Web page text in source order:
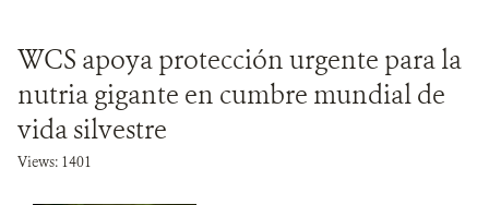
WCS apoya protección urgente para la
nutria gigante en cumbre mundial de
vida silvestre
Views: 1401